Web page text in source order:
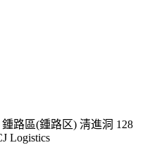
路區(鍾路区) 淸進洞 128
Logistics